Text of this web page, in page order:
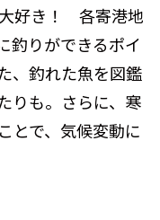
好き！ 各寄港地
釣りができるポイ
、釣れた魚を図鑑
りも。さらに、寒
とで、気候変動に